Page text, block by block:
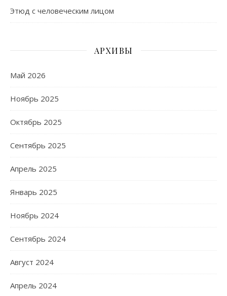
Этюд с человеческим лицом
АРХИВЫ
Май 2026
Ноябрь 2025
Октябрь 2025
Сентябрь 2025
Апрель 2025
Январь 2025
Ноябрь 2024
Сентябрь 2024
Август 2024
Апрель 2024